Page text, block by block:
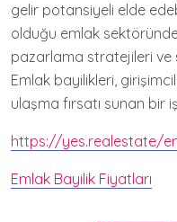
gelir potansiyeli elde
olduğu emlak
pazarlama stratejileri ve
Emlak bayilikleri,
ulaşma fırsatı sunan bir
https://yes.realestate/
Emlak Bayilik Fiyatları